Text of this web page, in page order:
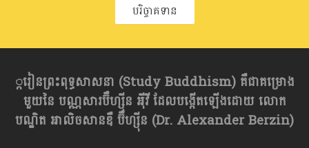
បរិច្ចាគទាន
្ករៀនព្រះពុទ្ធសាសនា​ (Study Buddhism) គឺជាគម្រោង
មួយនៃ បណ្ណសារប៊ឺហ្សុីន អុីវី ដែលបង្កើតឡើងដោយ លោក
បណ្ឌិត អាលិចសានឌឺ ប៊ឺហ្សុីន (Dr. Alexander Berzin)